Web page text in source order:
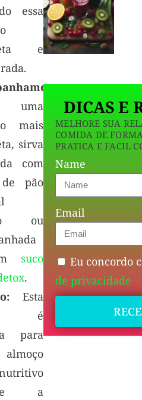
essa
e
uma
mais
sirva
com
pão
ou
suco
.
Esta
é
para
a
DICAS E
MELHORE SUA
COMIDA DE
PRATICA E FACIL
Name
Email
Eu concordo
de privacidade